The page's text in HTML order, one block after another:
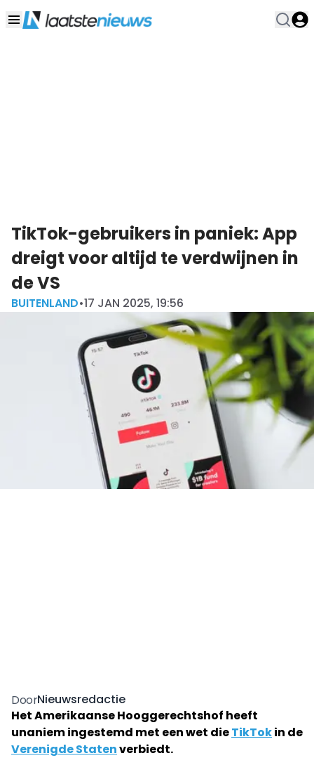
TikTok-gebruikers in paniek: App
dreigt voor altijd te verdwijnen in
de VS
BUITENLAND•17 JAN 2025, 19:56
DoorNieuwsredactie
Het Amerikaanse Hooggerechtshof heeft
unaniem ingestemd met een wet dieTikTokin de
Verenigde Statenverbiedt.